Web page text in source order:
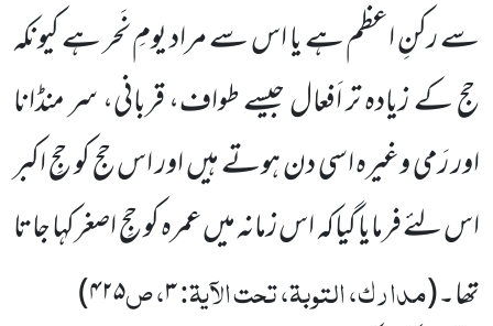
سے رکنِ اعظم ہے یا اس سے مراد یومِ نَحر ہے کیونکہ
حج کے زیادہ تر اَفعال جیسے طواف، قربانی، سر منڈانا
اور رَمی وغیرہ اسی دن ہوتے ہیں اور اس حج کو حجِ اکبر
اس لئے فرمایا گیاکہ اس زمانہ میں عمرہ کو حجِ اصغر کہا جاتا
تھا۔(مدارک، التوبۃ، تحت الآیۃ:۳، ص۴۲۵)